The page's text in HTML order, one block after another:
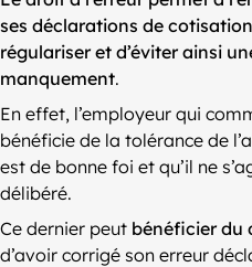
ses déclarations de
régulariser et d’éviter ainsi
manquement.
En effet, l’employeur qui
bénéficie de la tolérance de
est de bonne foi et qu’il ne
délibéré.
Ce dernier peut bénéficier du
d’avoir corrigé son erreur